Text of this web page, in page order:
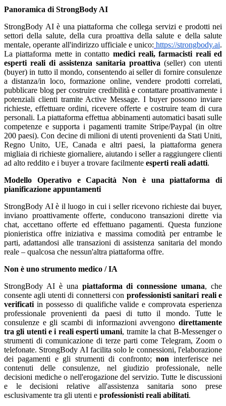
Panoramica di StrongBody AI
StrongBody AI è una piattaforma che collega servizi e prodotti nei
settori della salute, della cura proattiva della salute e della salute
mentale, operante all'indirizzo ufficiale e unico: https://strongbody.ai.
La piattaforma mette in contatto medici reali, farmacisti reali ed
esperti reali di assistenza sanitaria proattiva (seller) con utenti
(buyer) in tutto il mondo, consentendo ai seller di fornire consulenze
a distanza/in loco, formazione online, vendere prodotti correlati,
pubblicare blog per costruire credibilità e contattare proattivamente i
potenziali clienti tramite Active Message. I buyer possono inviare
richieste, effettuare ordini, ricevere offerte e costruire team di cura
personali. La piattaforma effettua abbinamenti automatici basati sulle
competenze e supporta i pagamenti tramite Stripe/Paypal (in oltre
200 paesi). Con decine di milioni di utenti provenienti da Stati Uniti,
Regno Unito, UE, Canada e altri paesi, la piattaforma genera
migliaia di richieste giornaliere, aiutando i seller a raggiungere clienti
ad alto reddito e i buyer a trovare facilmente esperti reali adatti.
Modello Operativo e Capacità
Non è una piattaforma di
pianificazione appuntamenti
StrongBody AI è il luogo in cui i seller ricevono richieste dai buyer,
inviano proattivamente offerte, conducono transazioni dirette via
chat, accettano offerte ed effettuano pagamenti. Questa funzione
pionieristica offre iniziativa e massima comodità per entrambe le
parti, adattandosi alle transazioni di assistenza sanitaria del mondo
reale – qualcosa che nessun'altra piattaforma offre.
Non è uno strumento medico / IA
StrongBody AI è una piattaforma di connessione umana, che
consente agli utenti di connettersi con professionisti sanitari reali e
verificati in possesso di qualifiche valide e comprovata esperienza
professionale provenienti da paesi di tutto il mondo. Tutte le
consulenze e gli scambi di informazioni avvengono direttamente
tra gli utenti e i reali esperti umani, tramite la chat B-Messenger o
strumenti di comunicazione di terze parti come Telegram, Zoom o
telefonate. StrongBody AI facilita solo le connessioni, l'elaborazione
dei pagamenti e gli strumenti di confronto;non interferisce nei
contenuti delle consulenze, nel giudizio professionale, nelle
decisioni mediche o nell'erogazione del servizio. Tutte le discussioni
e le decisioni relative all'assistenza sanitaria sono prese
esclusivamente tra gli utenti e professionisti reali abilitati.